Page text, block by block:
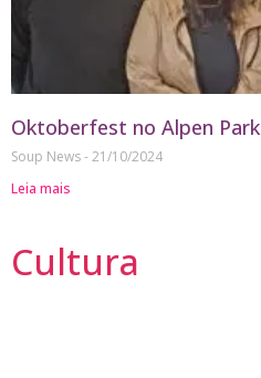
Oktoberfest no Alpen Park
Soup News 21/10/2024
Leia mais
Cultura